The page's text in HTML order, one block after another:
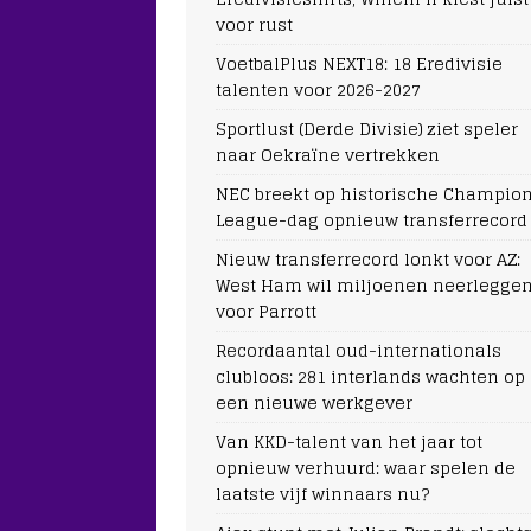
voor rust
VoetbalPlus NEXT18: 18 Eredivisie
talenten voor 2026-2027
Sportlust (Derde Divisie) ziet speler
naar Oekraïne vertrekken
NEC breekt op historische
League-dag opnieuw transferrecord
Nieuw transferrecord lonkt voor AZ:
West Ham wil miljoenen
voor Parrott
Recordaantal oud-internationals
clubloos: 281 interlands wachten op
een nieuwe werkgever
Van KKD-talent van het jaar tot
opnieuw verhuurd: waar spelen de
laatste vijf winnaars nu?